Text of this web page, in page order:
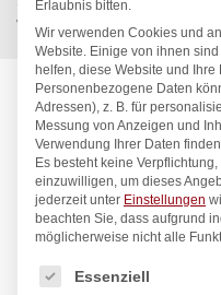
Wassertechnik
Wellnes
Erlaubnis bitten.
Wir verwenden Cookies und
Website. Einige von ihnen
helfen, diese Website und
Personenbezogene Daten
Adressen), z. B. für
Messung von Anzeigen und
Verwendung Ihrer Daten
Es besteht keine
einzuwilligen, um dieses
jederzeit unter Einstellungen
beachten Sie, dass aufgrund
möglicherweise nicht alle
Es folgt eine Liste der
Essenziell